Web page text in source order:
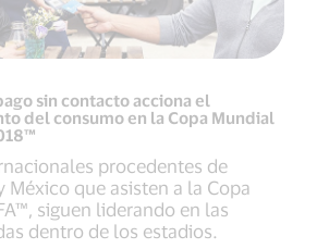
sin contacto acciona el
del consumo en la Copa Mundial
procedentes de
México que asisten a la Copa
siguen liderando en las
dentro de los estadios.